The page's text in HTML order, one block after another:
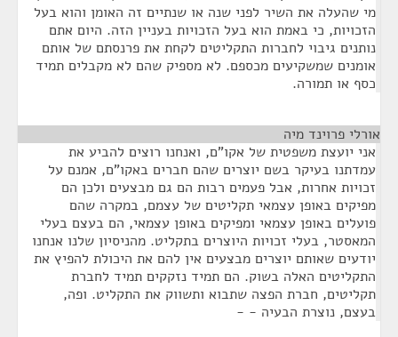
מי שהעלה את השיר לפני שנה או שנתיים זה האומן והוא בעל
הזכויות, כי באמת הוא בעל הזכויות בעניין הזה. היום אתם
נותנים גיבוי לחברות התקליטים לקחת את פרנסתם של אותם
אומנים שמשקיעים מכספם. לא מספיק שהם לא מקבלים תמיד
כסף או תמורה.
אורלי פרוינד מיה
אני יועצת משפטית של אקו"ם, ואנחנו רוצים להביע את
עמדתנו בעיקר בשם יוצרים שהם חברים באקו"ם, אמנם על
זכויות אחרות, אבל פעמים רבות הם גם מבצעים ולכן הם
מפיקים באופן עצמאי תקליטים של עצמם, במקרה שהם
פועלים באופן עצמאי ומפיקים באופן עצמאי, הם בעצם בעלי
המאסטר, בעלי זכויות היוצרים בתקליט. מהניסיון שלנו אנחנו
יודעים שאותם יוצרים מבצעים אין להם את היכולת להפיץ את
התקליטים האלה בשוק. הם תמיד נזקקים תמיד לחברת
תקליטים, חברת הפצה שתבוא ותשווק את התקליט. ופה,
בעצם, נוצרת הבעיה - -